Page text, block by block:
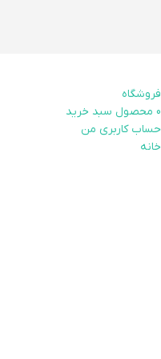
فروشگاه
0 محصول سبد خرید
حساب کاربری من
خانه